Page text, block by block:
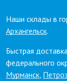
Наши склады в
Архангельск.
Быстрая
федерального
Мурманск,